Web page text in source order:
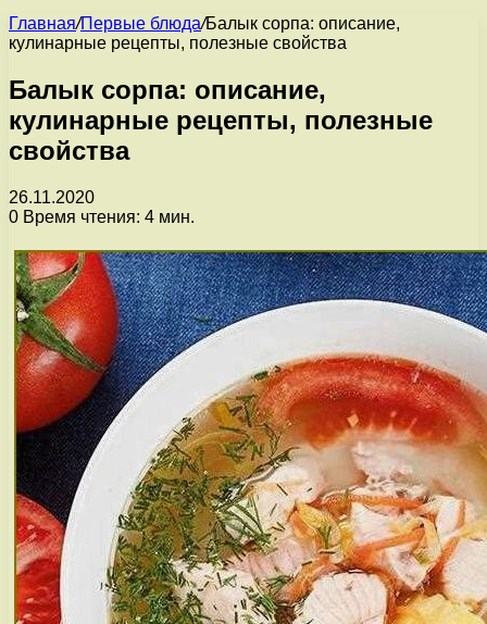
Главная/Первые блюда/Балык сорпа: описание,
кулинарные рецепты, полезные свойства
Балык сорпа: описание,
кулинарные рецепты, полезные
свойства
26.11.2020
0 Время чтения: 4 мин.